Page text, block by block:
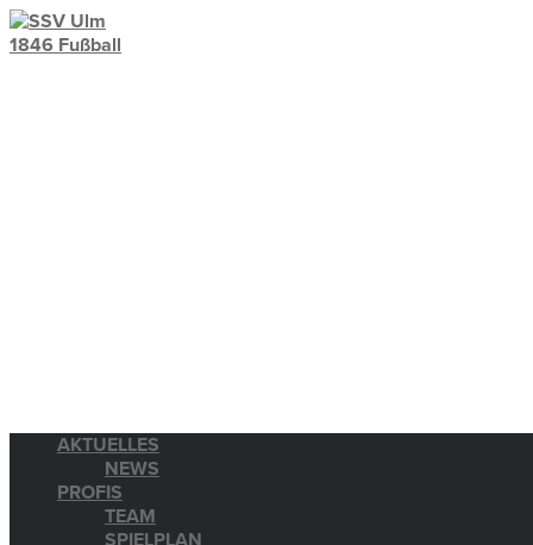
AKTUELLES
NEWS
PROFIS
TEAM
SPIELPLAN